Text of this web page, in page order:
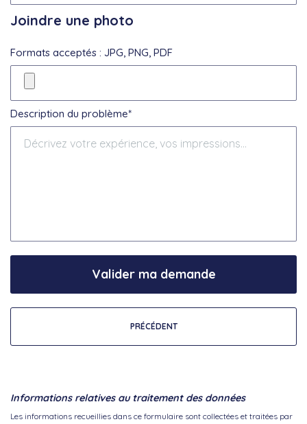
Joindre une photo
Formats acceptés : JPG, PNG, PDF
Description du problème*
PRÉCÉDENT
Valider ma demande
Informations relatives au traitement des données
Les informations recueillies dans ce formulaire sont collectées et traitées par